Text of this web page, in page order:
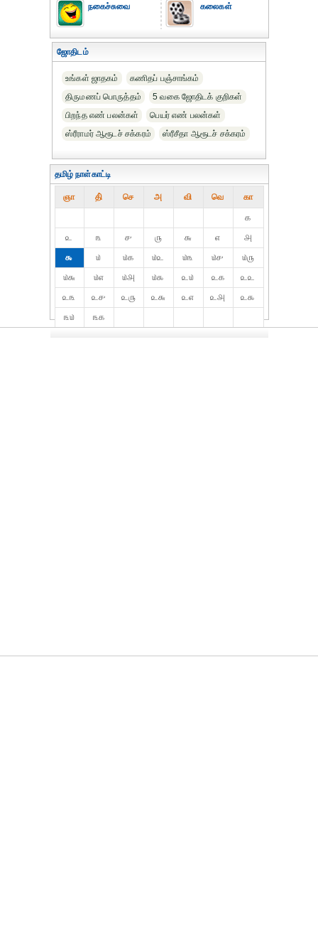
நகைச்சுவை கலைகள்
ஜோதிடம்
உங்கள் ஜாதகம்
கணிதப் பஞ்சாங்கம்
திருமணப் பொருத்தம்
5 வகை ஜோதிடக் குறிகள்
பிறந்த எண் பலன்கள்
பெயர் எண் பலன்கள்
ஸ்ரீராமர் ஆரூடச் சக்கரம்
ஸ்ரீசீதா ஆரூடச் சக்கரம்
தமிழ் நாள்காட்டி
ஞா தி் செ அ வி வெ கா
௧
௨
௩ ௪ ௫ ௬ ௭
௮
௯
௰ ௰௧ ௰௨ ௰௩ ௰௪
௰௫
௰௬
௰௭ ௰௮ ௰௯ ௨௰ ௨௧
௨௨
௨௩
௨௪ ௨௫ ௨௬ ௨௭ ௨௮
௨௯
௩௰
௩௧